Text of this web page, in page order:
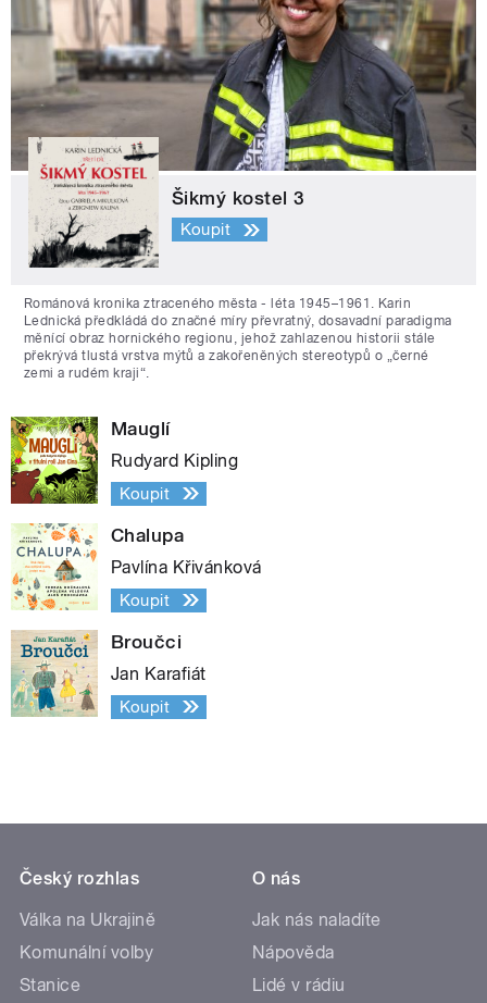
Šikmý kostel 3
Koupit
Románová kronika ztraceného města - léta 1945–1961. Karin
Lednická předkládá do značné míry převratný, dosavadní paradigma
měnící obraz hornického regionu, jehož zahlazenou historii stále
překrývá tlustá vrstva mýtů a zakořeněných stereotypů o „černé
zemi a rudém kraji“.
Mauglí
Rudyard Kipling
Koupit
Chalupa
Pavlína Křivánková
Koupit
Broučci
Jan Karafiát
Koupit
Český rozhlas
Válka na Ukrajině
Komunální volby
Stanice
O nás
Jak nás naladíte
Nápověda
Lidé v rádiu